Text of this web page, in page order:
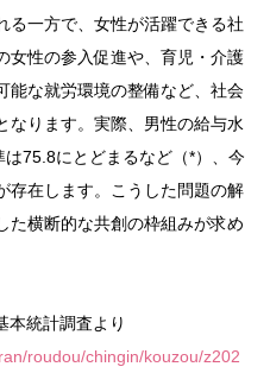
る一方で、女性が活躍できる社
女性の参入促進や、育児・介護
能な就労環境の整備など、社会
なります。実際、男性の給与水
75.8にとどまるなど（*）、今
存在します。こうした問題の解
た横断的な共創の枠組みが求め
本統計調査より
roudou/chingin/kouzou/z202